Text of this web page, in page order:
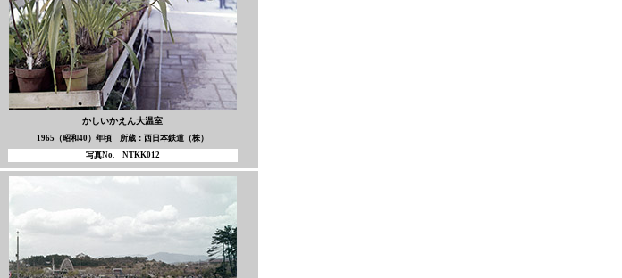
かしいかえん大温室
1965（昭和40）年頃 所蔵：西日本鉄道（株）
写真No. NTKK012